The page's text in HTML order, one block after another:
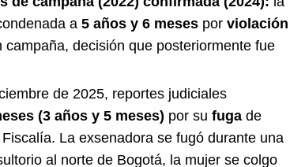
a 5 años y 6 meses por violación
campaña, decisión que posteriormente fue
de 2025, reportes judiciales
(3 años y 5 meses) por su fuga de
La exsenadora se fugó durante una
al norte de Bogotá, la mujer se colgo